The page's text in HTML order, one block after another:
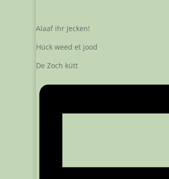
Alaaf ihr Jecken!
Hück weed et jood
De Zoch kütt